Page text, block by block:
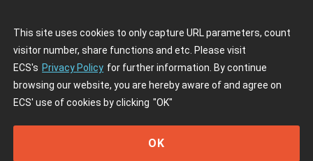
This site uses cookies to only capture URL parameters, count
visitor number, share functions and etc. Please visit
ECS's Privacy Policy for further information. By continue
browsing our website, you are hereby aware of and agree on
ECS' use of cookies by clicking "OK"
OK